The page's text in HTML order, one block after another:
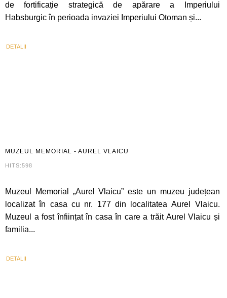
de fortificație strategică de apărare a Imperiului
Habsburgic în perioada invaziei Imperiului Otoman și...
DETALII
MUZEUL MEMORIAL - AUREL VLAICU
HITS:598
Muzeul Memorial „Aurel Vlaicu” este un muzeu județean
localizat în casa cu nr. 177 din localitatea Aurel Vlaicu.
Muzeul a fost înființat în casa în care a trăit Aurel Vlaicu și
familia...
DETALII